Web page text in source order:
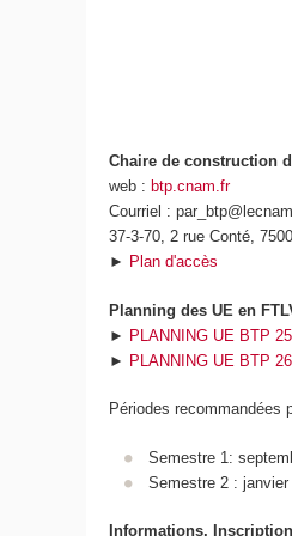
Chaire de construction
web : btp.cnam.fr
Courriel :
37-3-70, 2 rue Conté,
► Plan d'accès
Planning des UE en
► PLANNING UE BTP
► PLANNING UE BTP
Périodes recommandées
Semestre 1:
Semestre 2 : janvier
Informations,